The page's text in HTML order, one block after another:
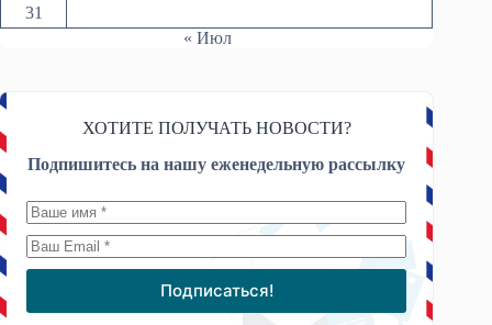
31
« Июл
ХОТИТЕ ПОЛУЧАТЬ НОВОСТИ?
Подпишитесь на нашу еженедельную рассылку
Подписаться!